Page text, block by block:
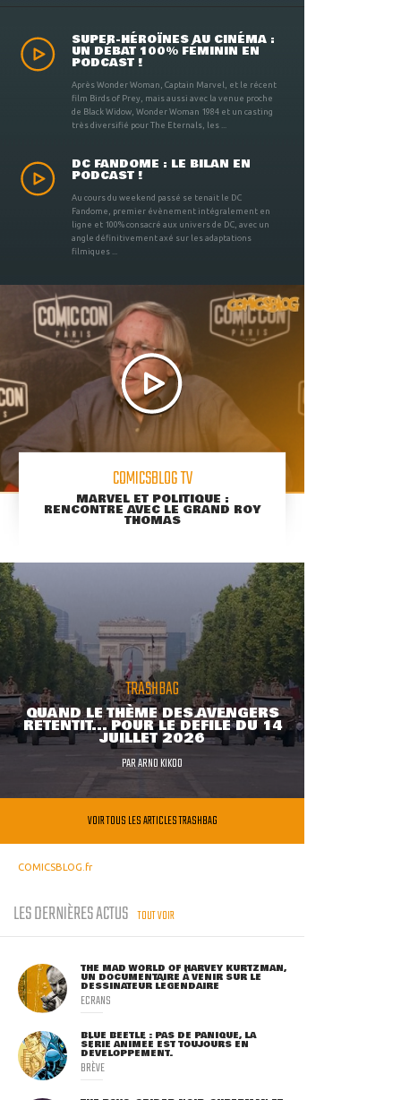
SUPER-HÉROÏNES AU CINÉMA :
UN DÉBAT 100% FÉMININ EN
PODCAST !
Après Wonder Woman, Captain Marvel, et le récent
film Birds of Prey, mais aussi avec la venue proche
de Black Widow, Wonder Woman 1984 et un casting
très diversifié pour The Eternals, les ...
DC FANDOME : LE BILAN EN
PODCAST !
Au cours du weekend passé se tenait le DC
Fandome, premier évènement intégralement en
ligne et 100% consacré aux univers de DC, avec un
angle définitivement axé sur les adaptations
filmiques ...
COMICSBLOG TV
MARVEL ET POLITIQUE :
RENCONTRE AVEC LE GRAND ROY
THOMAS
TRASHBAG
QUAND LE THÈME DES AVENGERS
RETENTIT... POUR LE DÉFILÉ DU 14
JUILLET 2026
PARARNO KIKOO
VOIR TOUS LES ARTICLES TRASHBAG
COMICSBLOG.fr
LES DERNIÈRES ACTUS TOUT VOIR
THE MAD WORLD OF HARVEY KURTZMAN,
UN DOCUMENTAIRE À VENIR SUR LE
DESSINATEUR LÉGENDAIRE
ECRANS
BLUE BEETLE : PAS DE PANIQUE, LA
SÉRIE ANIMÉE EST TOUJOURS EN
DÉVELOPPEMENT.
BRÈVE